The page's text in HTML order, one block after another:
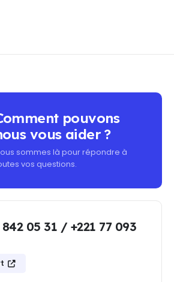
pouvons
vous aider ?
sommes là pour répondre à
vos questions.
842 05 31 / +221 77 093